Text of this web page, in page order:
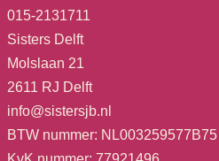
015-2131711
Sisters Delft
Molslaan 21
2611 RJ Delft
info@sistersjb.nl
BTW nummer: NL003259577B75